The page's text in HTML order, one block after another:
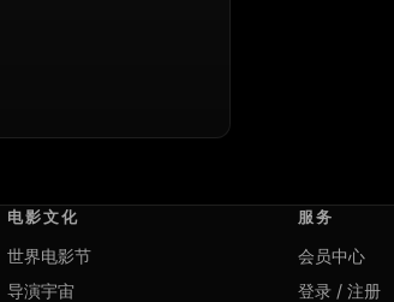
电影文化
世界电影节
导演宇宙
服务
会员中心
登录 / 注册